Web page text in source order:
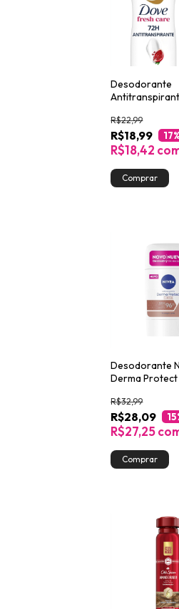
Desodorante
Verbena 150ml
R$18,99
R$22,99
17
R$18,42
Desodorante
Derma
R$28,09
R$32,99
15
R$27,25